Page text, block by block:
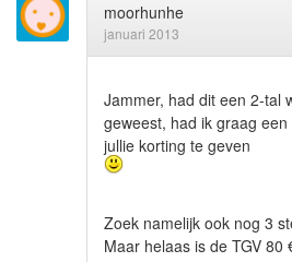
moorhunhe
januari 2013
Jammer, had dit een 2-tal
geweest, had ik graag
jullie korting te geven
Zoek namelijk ook nog 3
Maar helaas is de TGV